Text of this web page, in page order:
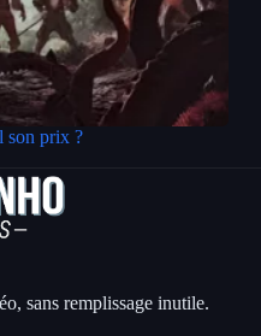
son prix ?
sans remplissage inutile.